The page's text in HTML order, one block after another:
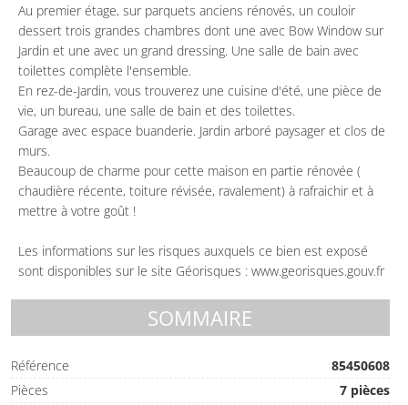
Au premier étage, sur parquets anciens rénovés, un couloir
dessert trois grandes chambres dont une avec Bow Window sur
Jardin et une avec un grand dressing. Une salle de bain avec
toilettes complète l'ensemble.
En rez-de-Jardin, vous trouverez une cuisine d'été, une pièce de
vie, un bureau, une salle de bain et des toilettes.
Garage avec espace buanderie. Jardin arboré paysager et clos de
murs.
Beaucoup de charme pour cette maison en partie rénovée (
chaudière récente, toiture révisée, ravalement) à rafraichir et à
mettre à votre goût !
Les informations sur les risques auxquels ce bien est exposé
sont disponibles sur le site Géorisques : www.georisques.gouv.fr
SOMMAIRE
Référence
85450608
Pièces
7 pièces